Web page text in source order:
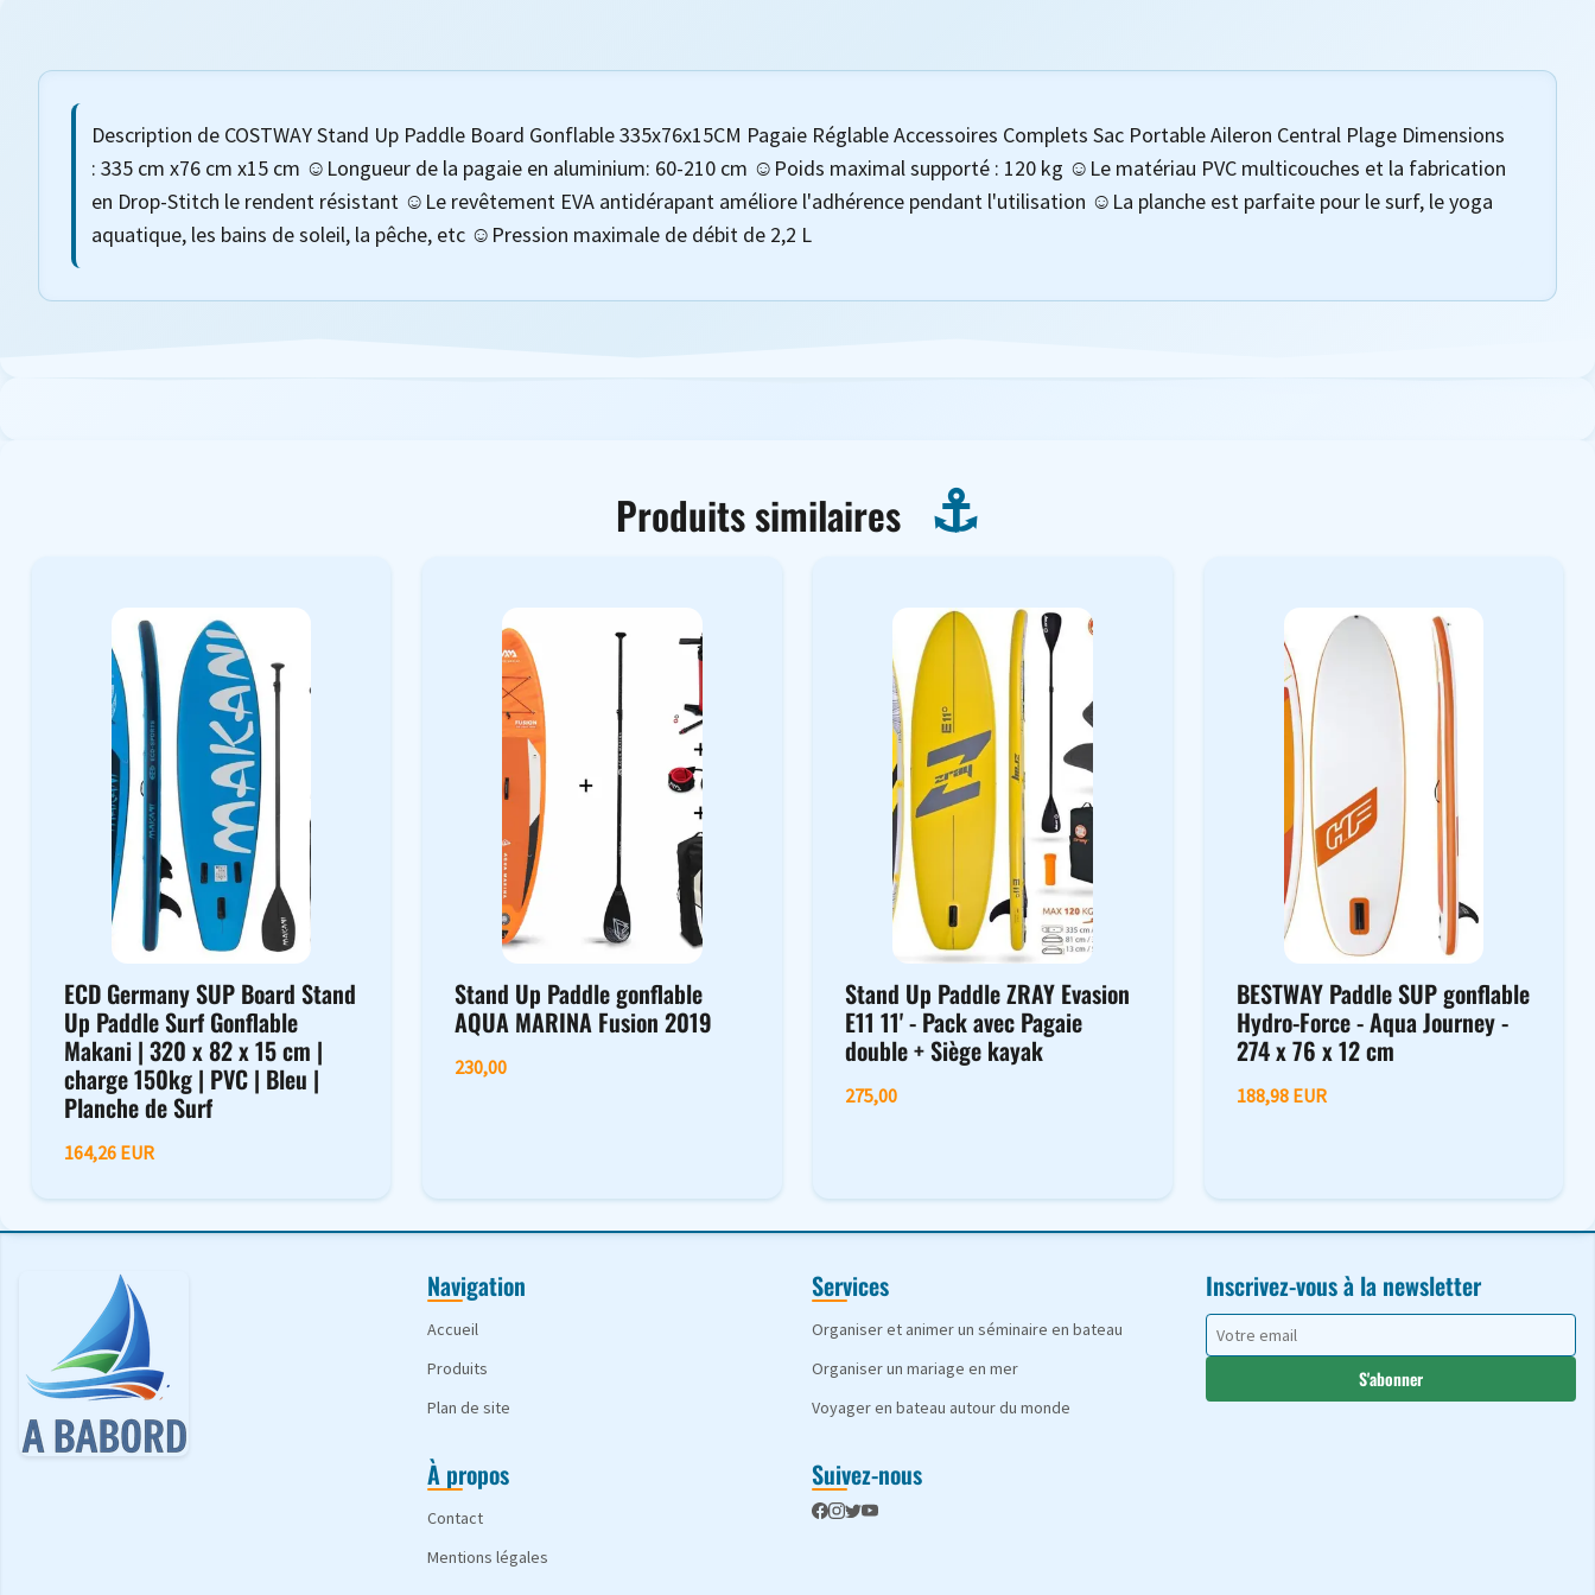
Description de COSTWAY Stand Up Paddle Board Gonflable 335x76x15CM Pagaie Réglable Accessoires Complets Sac Portable Aileron Central Plage Dimensions
: 335 cm x76 cm x15 cm ☺Longueur de la pagaie en aluminium: 60-210 cm ☺Poids maximal supporté : 120 kg ☺Le matériau PVC multicouches et la fabrication
en Drop-Stitch le rendent résistant ☺Le revêtement EVA antidérapant améliore l'adhérence pendant l'utilisation ☺La planche est parfaite pour le surf, le yoga
aquatique, les bains de soleil, la pêche, etc ☺Pression maximale de débit de 2,2 L
Produits similaires
ECD Germany SUP Board Stand
Up Paddle Surf Gonflable
Makani | 320 x 82 x 15 cm |
charge 150kg | PVC | Bleu |
Planche de Surf
164,26 EUR
Stand Up Paddle gonflable
AQUA MARINA Fusion 2019
230,00
Stand Up Paddle ZRAY Evasion
E11 11' - Pack avec Pagaie
double + Siège kayak
275,00
BESTWAY Paddle SUP gonflable
Hydro-Force - Aqua Journey -
274 x 76 x 12 cm
188,98 EUR
Navigation
Accueil
Produits
Plan de site
Services
Organiser et animer un séminaire en bateau
Organiser un mariage en mer
Voyager en bateau autour du monde
À propos
Contact
Mentions légales
Suivez-nous
Inscrivez-vous à la newsletter
S'abonner